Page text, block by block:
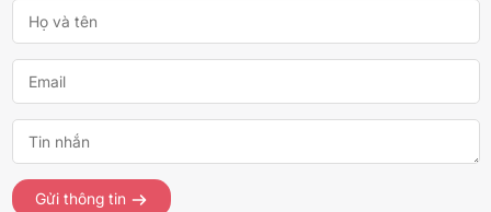
Gửi thông tin